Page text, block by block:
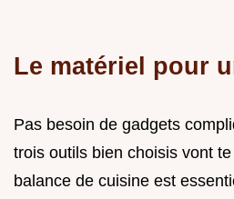
Le matériel pour
Pas besoin de gadgets
trois outils bien choisis vont
balance de cuisine est